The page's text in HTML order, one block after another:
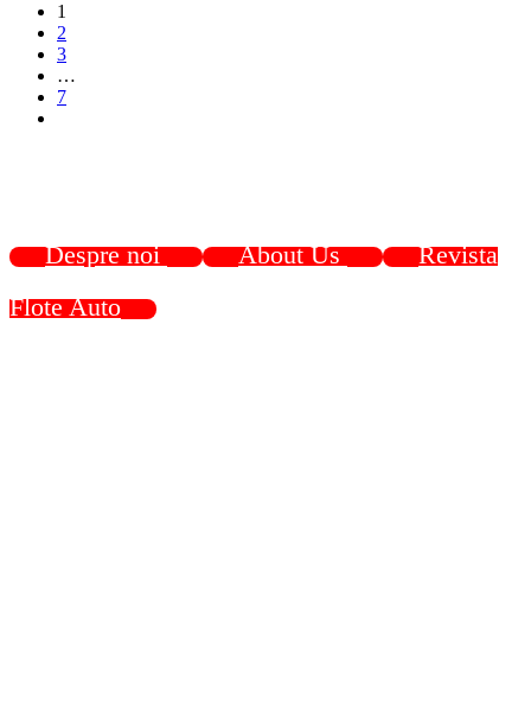
1
2
3
…
7
Despre noi About Us
Revista
Flote Auto